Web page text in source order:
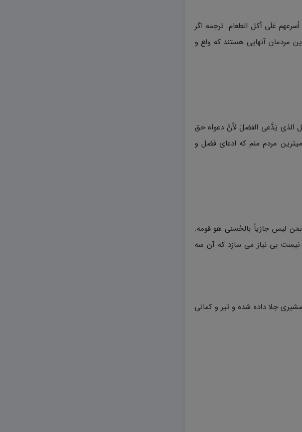
عَلَى أکل الطعام. ترجمه اگر
مردمان آنهایی هستند که ولع و
الذی یَدَّعى الفضلَ لأنَّ دعواه حق
مردم منم که ادعای فضل و
بمَن لیس جازیاً بالحُسنى هو قومه.
نیست بی نیاز می سازد که آن سه
جلا داده شده و تیر و کمانی